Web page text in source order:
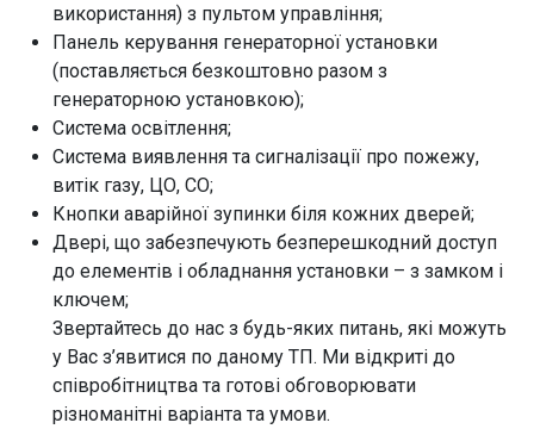
використання) з пультом управління;
Панель керування генераторної установки
(поставляється безкоштовно разом з
генераторною установкою);
Система освітлення;
Система виявлення та сигналізації про пожежу,
витік газу, ЦО, СО;
Кнопки аварійної зупинки біля кожних дверей;
Двері, що забезпечують безперешкодний доступ
до елементів і обладнання установки – з замком і
ключем;
Звертайтесь до нас з будь-яких питань, які можуть
у Вас з’явитися по даному ТП. Ми відкриті до
співробітництва та готові обговорювати
різноманітні варіанта та умови.